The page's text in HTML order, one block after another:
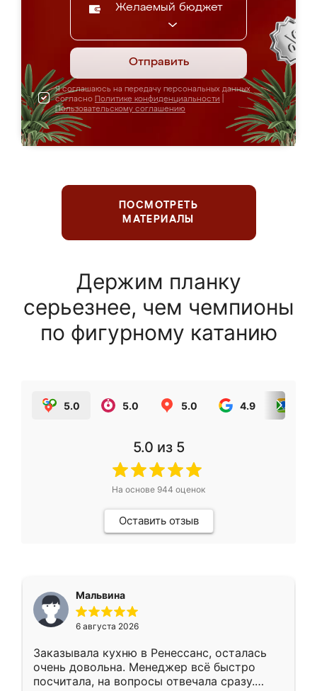
Желаемый бюджет
Отправить
Я соглашаюсь на передачу персональных данных
согласно Политике конфиденциальности
Пользовательскому соглашению
ПОСМОТРЕТЬ
МАТЕРИАЛЫ
Держим планку
серьезнее, чем чемпионы
по фигурному катанию
5.0 5.0 5.0 4.9
5.0 из 5
На основе 944 оценок
Оставить отзыв
Мальвина
6 августа 2026
Заказывала кухню в Ренессанс, осталась
очень довольна. Менеджер всё быстро
посчитала, на вопросы отвечала сразу.